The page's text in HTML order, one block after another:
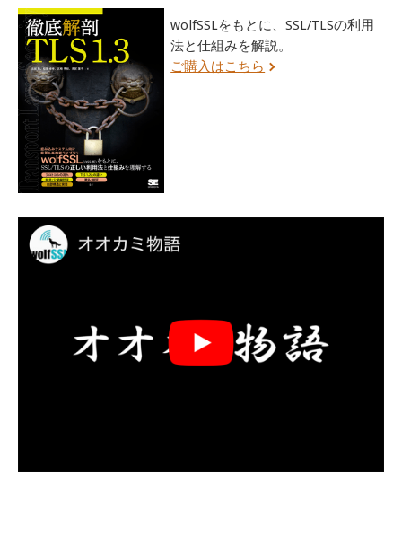
wolfSSLをもとに、SSL/TLSの利用
法と仕組みを解説。
ご購入はこちら